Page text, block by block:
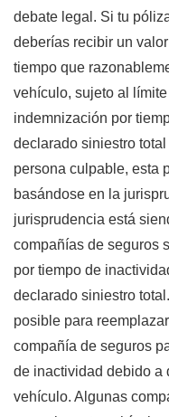
debate legal. Si tu
deberías recibir un
tiempo que
vehículo, sujeto al
indemnización por
declarado siniestro
persona culpable, esta
basándose en la
jurisprudencia está
compañías de seguros
por tiempo de
declarado siniestro
posible para
compañía de seguros
de inactividad debido a
vehículo. Algunas